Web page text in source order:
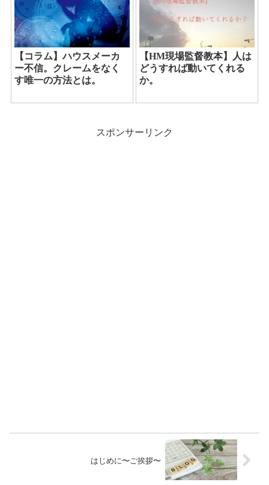
【コラム】ハウスメーカ
ー不信。クレームをなく
す唯一の方法とは。
【HM現場監督教本】人は
どうすれば動いてくれる
か。
スポンサーリンク
はじめに〜ご挨拶〜